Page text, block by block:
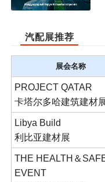
汽配展推荐
展会名称
PROJECT QATAR
卡塔尔多哈建筑建材
Libya Build
利比亚建材展
THE HEALTH＆
EVENT